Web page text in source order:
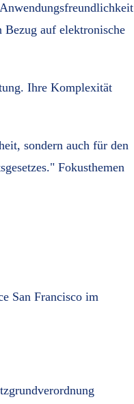
auf elektronische
Ihre Komplexität
sondern auch für den
Fokusthemen
San Francisco im